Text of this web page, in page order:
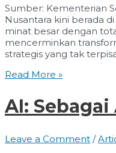
Sumber: Kementerian
Nusantara kini berada
minat besar dengan
mencerminkan
strategis yang tak
Pasar
dan
IKN
Read More »
AI:
Leave a Comment /